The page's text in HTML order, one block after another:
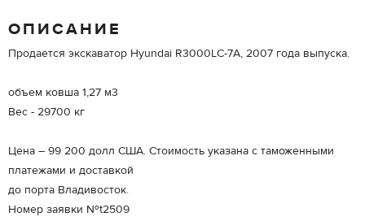
ОПИСАНИЕ
Продается экскаватор Hyundai R3000LC-7A, 2007 года выпуска.
объем ковша 1,27 м3
Вес - 29700 кг
Цена – 99 200 долл США. Стоимость указана с таможенными
платежами и доставкой
до порта Владивосток.
Номер заявки №t2509